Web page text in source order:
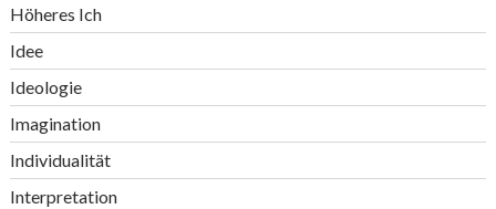
Höheres Ich
Idee
Ideologie
Imagination
Individualität
Interpretation